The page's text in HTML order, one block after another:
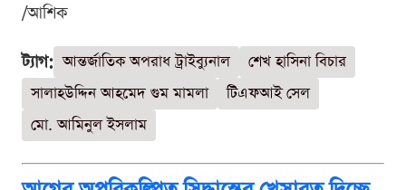
/আশিক
ট্যাগ: আন্তর্জাতিক অপরাধ ট্রাইব্যুনাল
শেখ হাসিনা বিচার
সালাহউদ্দিন আহমেদ গুম মামলা
টিএফআই সেল
মো. আমিনুল ইসলাম